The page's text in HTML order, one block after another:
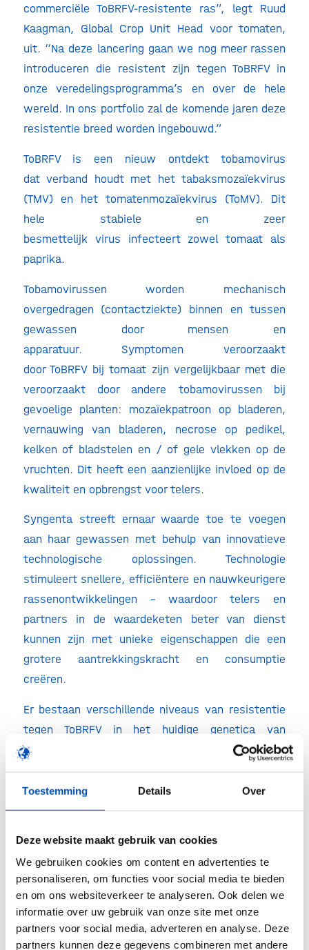
Toestemming Details Over
Deze website maakt gebruik van cookies
We gebruiken cookies om content en advertenties te
personaliseren, om functies voor social media te bieden
en om ons websiteverkeer te analyseren. Ook delen we
informatie over uw gebruik van onze site met onze
partners voor social media, adverteren en analyse. Deze
partners kunnen deze gegevens combineren met andere
commerciële ToBRFV-resistente ras”, legt Ruud
Kaagman, Global Crop Unit Head voor tomaten,
uit. “Na deze lancering gaan we nog meer rassen
introduceren die resistent zijn tegen ToBRFV in
onze veredelingsprogramma’s en over de hele
wereld. In ons portfolio zal de komende jaren deze
resistentie breed worden ingebouwd.”
ToBRFV is een nieuw ontdekt tobamovirus
dat verband houdt met het tabaksmozaïekvirus
(TMV) en het tomatenmozaïekvirus (ToMV). Dit
hele stabiele en zeer
besmettelijk virus infecteert zowel tomaat als
paprika.
Tobamovirussen worden mechanisch
overgedragen (contactziekte) binnen en tussen
gewassen door mensen en
apparatuur. Symptomen veroorzaakt
door ToBRFV bij tomaat zijn vergelijkbaar met die
veroorzaakt door andere tobamovirussen bij
gevoelige planten: mozaïekpatroon op bladeren,
vernauwing van bladeren, necrose op pedikel,
kelken of bladstelen en / of gele vlekken op de
vruchten. Dit heeft een aanzienlijke invloed op de
kwaliteit en opbrengst voor telers.
Syngenta streeft ernaar waarde toe te voegen
aan haar gewassen met behulp van innovatieve
technologische oplossingen. Technologie
stimuleert snellere, efficiëntere en nauwkeurigere
rassenontwikkelingen – waardoor telers en
partners in de waardeketen beter van dienst
kunnen zijn met unieke eigenschappen die een
grotere aantrekkingskracht en consumptie
creëren.
Er bestaan verschillende niveaus van resistentie
tegen ToBRFV in het huidige genetica van
Syngenta, maar met moderne technologie heeft
het R & D-team de specifieke genen die verband
houden met de resistentie ontdekt en gericht
ingekruist.
“Met de snelle ontwikkeling en het gebruik van
moleculaire merkers is Syngenta in staat om snel
gebruik te maken van deze resistentie en in te
zetten in een groot aantal rassen; het verspreiden
van de resistantie in onze genetica. Voordat
moleculaire merkers werden gebruikt, kon het tot